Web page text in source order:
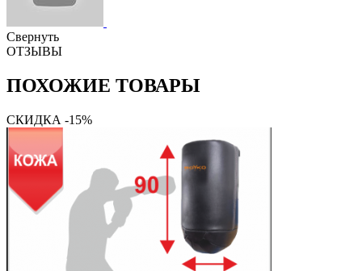
Свернуть
ОТЗЫВЫ
ПОХОЖИЕ ТОВАРЫ
СКИДКА -15%